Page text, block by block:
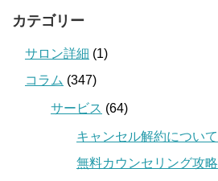
カテゴリー
サロン詳細 (1)
コラム (347)
サービス (64)
キャンセル解約について
無料カウンセリング攻略